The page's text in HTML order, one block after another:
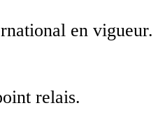
en vigueur.
relais.